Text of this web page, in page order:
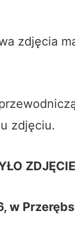
zdjęcia
zdjęciu.
ZDJĘCIE
w